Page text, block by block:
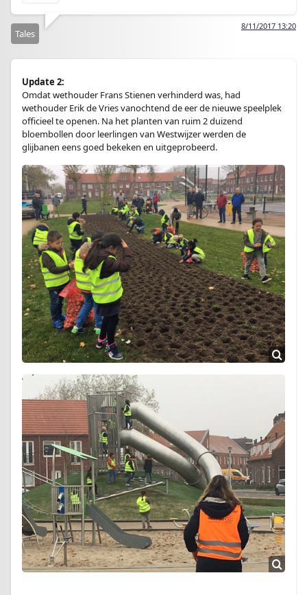
8/11/2017 13:20
Tales
Update 2:
Omdat wethouder Frans Stienen verhinderd was, had
wethouder Erik de Vries vanochtend de eer de nieuwe speelplek
officieel te openen. Na het planten van ruim 2 duizend
bloembollen door leerlingen van Westwijzer werden de
glijbanen eens goed bekeken en uitgeprobeerd.